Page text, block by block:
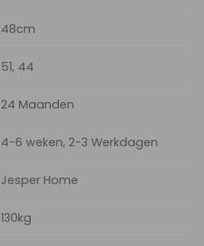
48cm
51, 44
24 Maanden
4-6 weken, 2-3 Werkdagen
Jesper Home
130kg